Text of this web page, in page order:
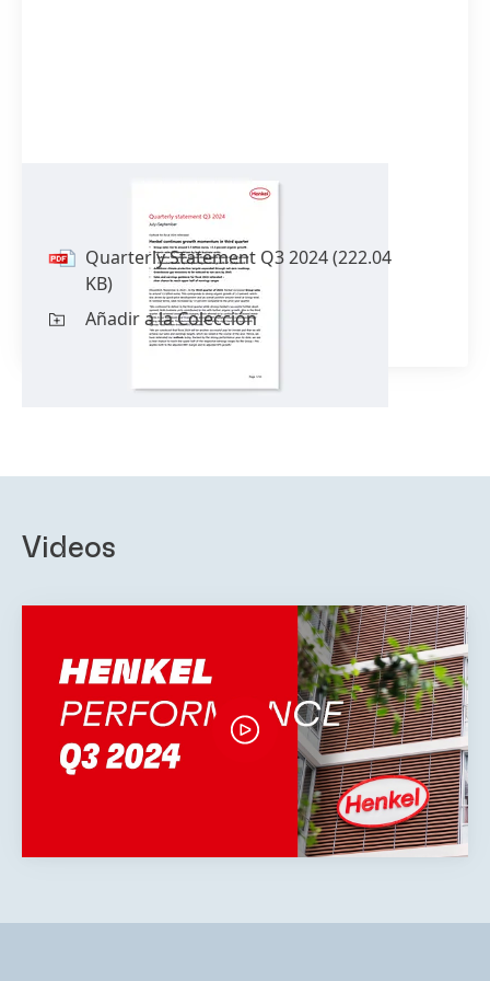
Quarterly Statement Q3 2024
Quarterly Statement Q3 2024(222.04
KB)
Añadir a la Colección
Videos